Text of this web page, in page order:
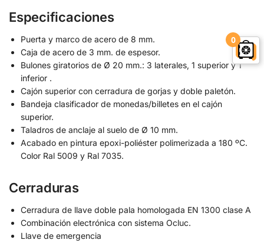
Especificaciones
Puerta y marco de acero de 8 mm.
Caja de acero de 3 mm. de espesor.
Bulones giratorios de Ø 20 mm.: 3 laterales, 1 superior y 1
inferior .
Cajón superior con cerradura de gorjas y doble paletón.
Bandeja clasificador de monedas/billetes en el cajón
superior.
Taladros de anclaje al suelo de Ø 10 mm.
Acabado en pintura epoxi-poliéster polimerizada a 180 ºC.
Color Ral 5009 y Ral 7035.
Cerraduras
Cerradura de llave doble pala homologada EN 1300 clase A
Combinación electrónica con sistema Ocluc.
Llave de emergencia
0